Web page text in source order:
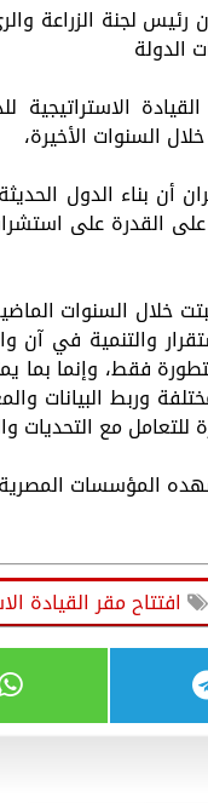
رئيس لجنة الزراعة
السنوات الأخيرة،
أن بناء الدول
على القدرة على
خلال السنوات
والتنمية في آن
فقط، وإنما
وربط البيانات
للتعامل مع التحديات
المؤسسات
افتتاح مقر القيادة